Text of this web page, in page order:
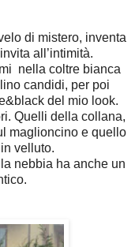
di mistero, inventa
all’intimità.
nella coltre bianca
candidi, per poi
del mio look.
Quelli della collana,
maglioncino e quello
velluto.
nebbia ha anche un